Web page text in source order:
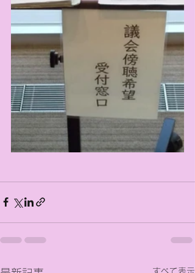
すべて表示